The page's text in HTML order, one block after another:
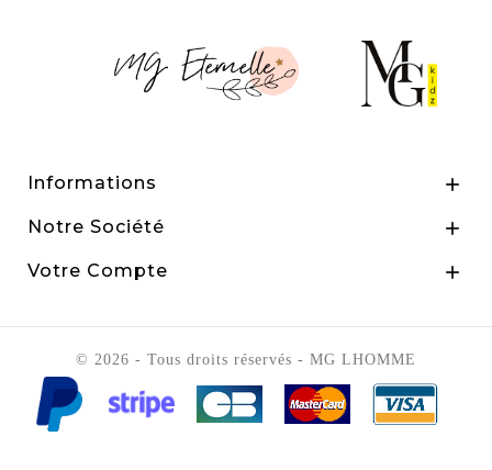
Informations 
Notre Société 
Votre Compte 
© 2026 - Tous droits réservés - MG LHOMME